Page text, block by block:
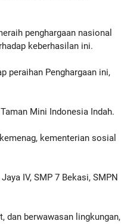
penghargaan nasional
keberhasilan ini.
peraihan Penghargaan ini,
Mini Indonesia Indah.
kementerian sosial
IV, SMP 7 Bekasi, SMPN
dan berwawasan lingkungan,